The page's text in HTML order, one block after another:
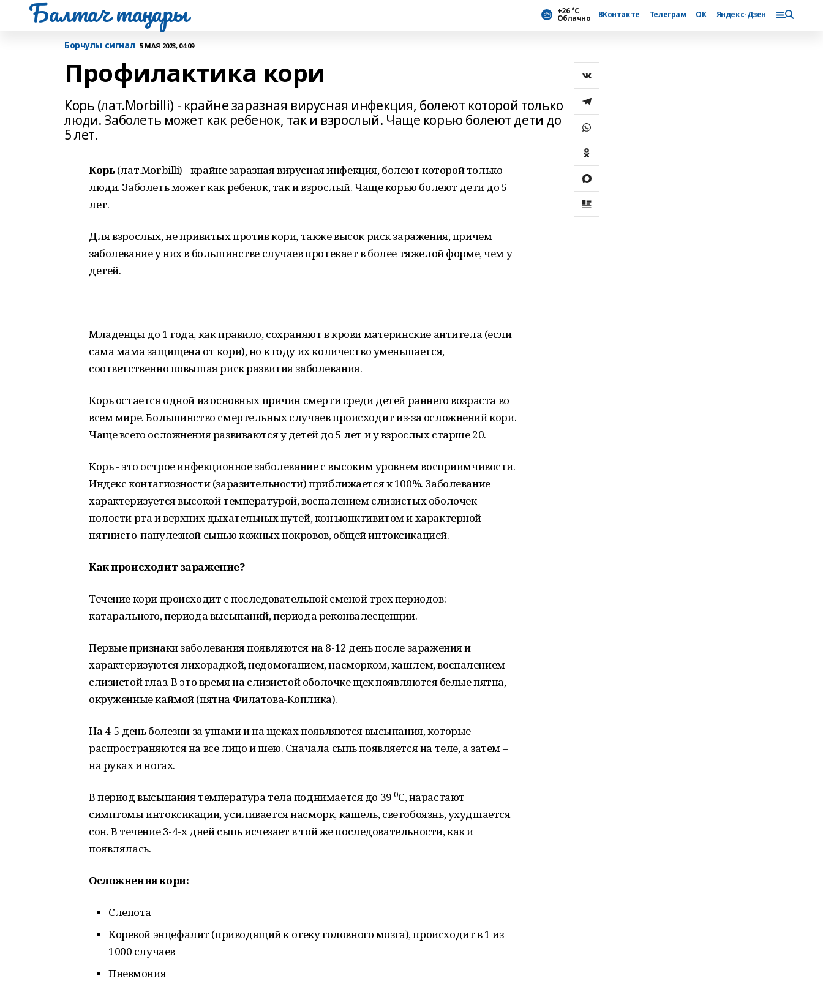
Балтач таңнары +26 °С
Облачно ВКонтакте Телеграм ОК Яндекс-Дзен
Борчулы сигнал 5 МАЯ 2023, 04:09
Профилактика кори
Корь (лат.Morbilli) - крайне заразная вирусная инфекция, болеют которой только
люди. Заболеть может как ребенок, так и взрослый. Чаще корью болеют дети до
5 лет.
Корь(лат.Morbilli) - крайне заразная вирусная инфекция, болеют которой только
люди. Заболеть может как ребенок, так и взрослый. Чаще корью болеют дети до 5
лет.
Для взрослых, не привитых против кори, также высок риск заражения, причем
заболевание у них в большинстве случаев протекает в более тяжелой форме, чем у
детей.
Младенцы до 1 года, как правило, сохраняют в крови материнские антитела (если
сама мама защищена от кори), но к году их количество уменьшается,
соответственно повышая риск развития заболевания.
Корь остается одной из основных причин смерти среди детей раннего возраста во
всем мире. Большинство смертельных случаев происходит из-за осложнений кори.
Чаще всего осложнения развиваются у детей до 5 лет и у взрослых старше 20.
Корь - это острое инфекционное заболевание с высоким уровнем восприимчивости.
Индекс контагиозности (заразительности) приближается к 100%. Заболевание
характеризуется высокой температурой, воспалением слизистых оболочек
полости рта и верхних дыхательных путей, конъюнктивитом и характерной
пятнисто-папулезной сыпью кожных покровов, общей интоксикацией.
Как происходит заражение?
Течение кори происходит с последовательной сменой трех периодов:
катарального, периода высыпаний, периода реконвалесценции.
Первые признаки заболевания появляются на 8-12 день после заражения и
характеризуются лихорадкой, недомоганием, насморком, кашлем, воспалением
слизистой глаз. В это время на слизистой оболочке щек появляются белые пятна,
окруженные каймой (пятна Филатова-Коплика).
На 4-5 день болезни за ушами и на щеках появляются высыпания, которые
распространяются на все лицо и шею. Сначала сыпь появляется на теле, а затем –
на руках и ногах.
В период высыпания температура тела поднимается до 390С, нарастают
симптомы интоксикации, усиливается насморк, кашель, светобоязнь, ухудшается
сон. В течение 3-4-х дней сыпь исчезает в той же последовательности, как и
появлялась.
Осложнения кори:
Слепота
Коревой энцефалит (приводящий к отеку головного мозга), происходит в 1 из
1000 случаев
Пневмония